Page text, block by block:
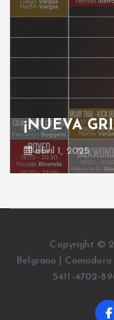
¡NUEVA
abril 1, 2025
Copyright ©
Belgrano |
5411-4702-